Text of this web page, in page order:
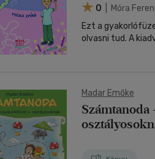
0
| Móra
Ezt a
olvasni tud. A
Madar Emőke